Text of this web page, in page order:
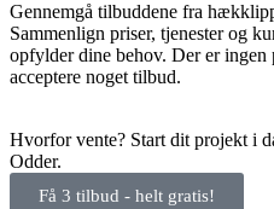
Gennemgå tilbuddene fra
Sammenlign priser, tjenester og
opfylder dine behov. Der er ingen
acceptere noget tilbud.
Hvorfor vente? Start dit projekt i
Odder.
Få 3 tilbud - helt gratis!